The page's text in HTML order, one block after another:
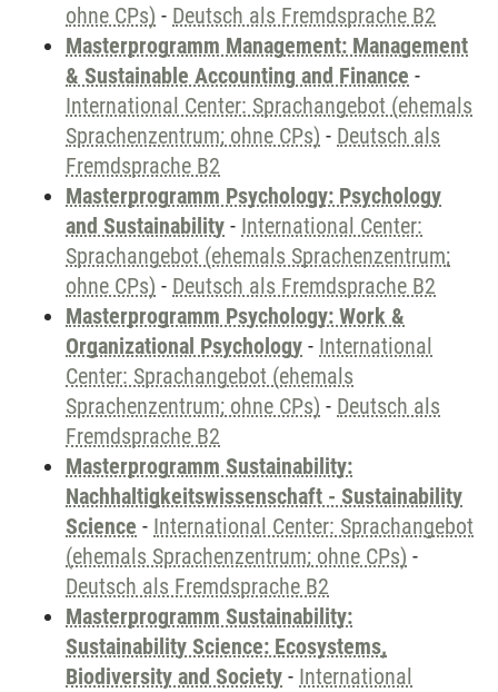
ohne CPs) - Deutsch als Fremdsprache B2
Masterprogramm Management: Management
& Sustainable Accounting and Finance -
International Center: Sprachangebot (ehemals
Sprachenzentrum; ohne CPs) - Deutsch als
Fremdsprache B2
Masterprogramm Psychology: Psychology
and Sustainability - International Center:
Sprachangebot (ehemals Sprachenzentrum;
ohne CPs) - Deutsch als Fremdsprache B2
Masterprogramm Psychology: Work &
Organizational Psychology - International
Center: Sprachangebot (ehemals
Sprachenzentrum; ohne CPs) - Deutsch als
Fremdsprache B2
Masterprogramm Sustainability:
Nachhaltigkeitswissenschaft - Sustainability
Science - International Center: Sprachangebot
(ehemals Sprachenzentrum; ohne CPs) -
Deutsch als Fremdsprache B2
Masterprogramm Sustainability:
Sustainability Science: Ecosystems,
Biodiversity and Society - International